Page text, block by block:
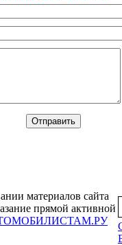
материалов сайта
прямой активной